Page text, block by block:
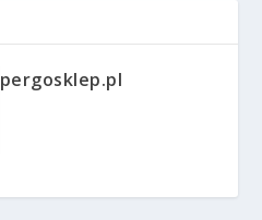
pergosklep.pl